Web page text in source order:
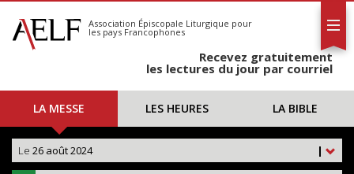
S'abonner
Calendrier
Association Épiscopale Liturgique pour
les pays Francophones
Recevez gratuitement
les lectures du jour par courriel
LA MESSE LES HEURES LA BIBLE
|
Le 26 août 2024